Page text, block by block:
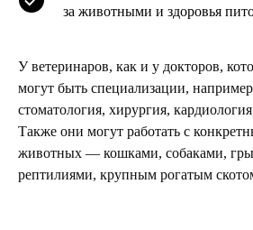
за животными и здоровья
У ветеринаров, как и у докторов,
могут быть специализации,
стоматология, хирургия,
Также они могут работать с
животных — кошками, собаками,
рептилиями, крупным рогатым